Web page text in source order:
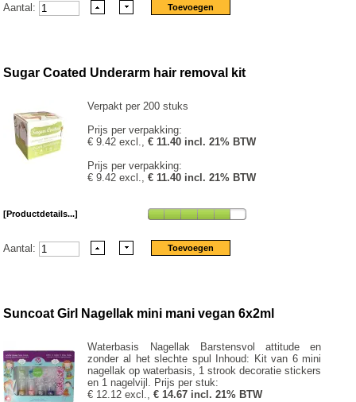
Aantal:
Sugar Coated Underarm hair removal kit
Verpakt per 200 stuks
Prijs per verpakking:
€ 9.42 excl.,€ 11.40 incl. 21% BTW
Prijs per verpakking:
€ 9.42 excl.,€ 11.40 incl. 21% BTW
[Productdetails...]
Aantal:
Suncoat Girl Nagellak mini mani vegan 6x2ml
Waterbasis Nagellak Barstensvol attitude en
zonder al het slechte spul Inhoud: Kit van 6 mini
nagellak op waterbasis, 1 strook decoratie stickers
en 1 nagelvijl. Prijs per stuk:
€ 12.12 excl.,€ 14.67 incl. 21% BTW